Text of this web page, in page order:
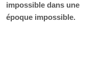
impossible dans une
époque impossible.